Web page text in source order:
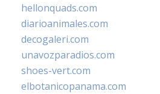
hellonquads.com
diarioanimales.com
decogaleri.com
unavozparadios.com
shoes-vert.com
elbotanicopanama.com